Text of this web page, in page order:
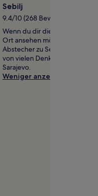
Foto
von
Tristan
Summers
Sebilj
9.4/10 (268 Bewertungen)
Wenn du dir die
Ort ansehen möchtest,
Abstecher zu Sebilj einplanen
von vielen Denkmälern in
Sarajevo.
Weniger anzeigen